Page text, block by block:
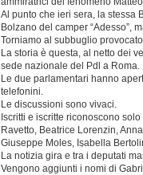
Al punto che ieri sera, la stessa
Bolzano del camper “Adesso”,
Torniamo al subbuglio
La storia è questa, al netto dei
sede nazionale del Pdl a Roma.
Le due parlamentari hanno
telefonini.
Le discussioni sono vivaci.
Iscritti e iscritte riconoscono
Ravetto, Beatrice Lorenzin,
Giuseppe Moles, Isabella
La notizia gira e tra i deputati
Vengono aggiunti i nomi di